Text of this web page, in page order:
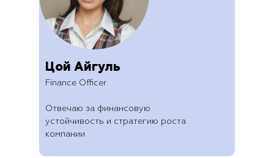
Finance Officer
Отвечаю за финансовую
устойчивость и стратегию роста
компании
Цой Айгуль